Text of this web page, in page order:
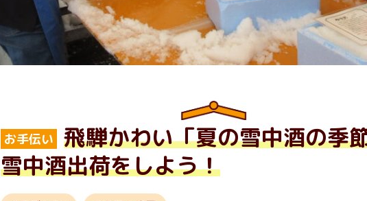
お手伝い
飛騨かわい「夏の雪中酒の季
雪中酒出荷をしよう！